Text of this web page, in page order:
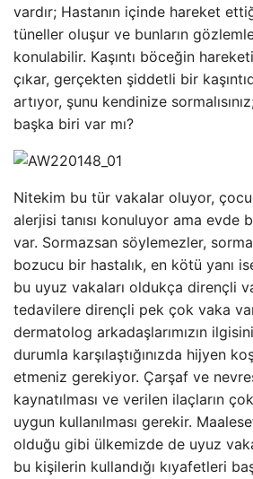
vardır; Hastanın içinde hareket
tüneller oluşur ve bunların
konulabilir. Kaşıntı böceğin
çıkar, gerçekten şiddetli bir
artıyor, şunu kendinize
başka biri var mı?
Nitekim bu tür vakalar oluyor,
alerjisi tanısı konuluyor ama evde
var. Sormazsan söylemezler,
bozucu bir hastalık, en kötü yanı
bu uyuz vakaları oldukça dirençli
tedavilere dirençli pek çok vaka
dermatolog arkadaşlarımızın
durumla karşılaştığınızda hijyen
etmeniz gerekiyor. Çarşaf ve
kaynatılması ve verilen ilaçların
uygun kullanılması gerekir.
olduğu gibi ülkemizde de uyuz
bu kişilerin kullandığı kıyafetleri